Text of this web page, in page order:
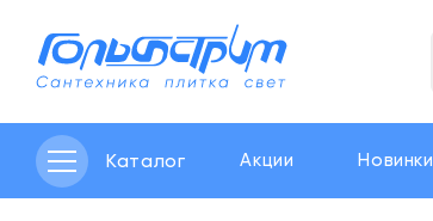
Каталог Акции Новинки